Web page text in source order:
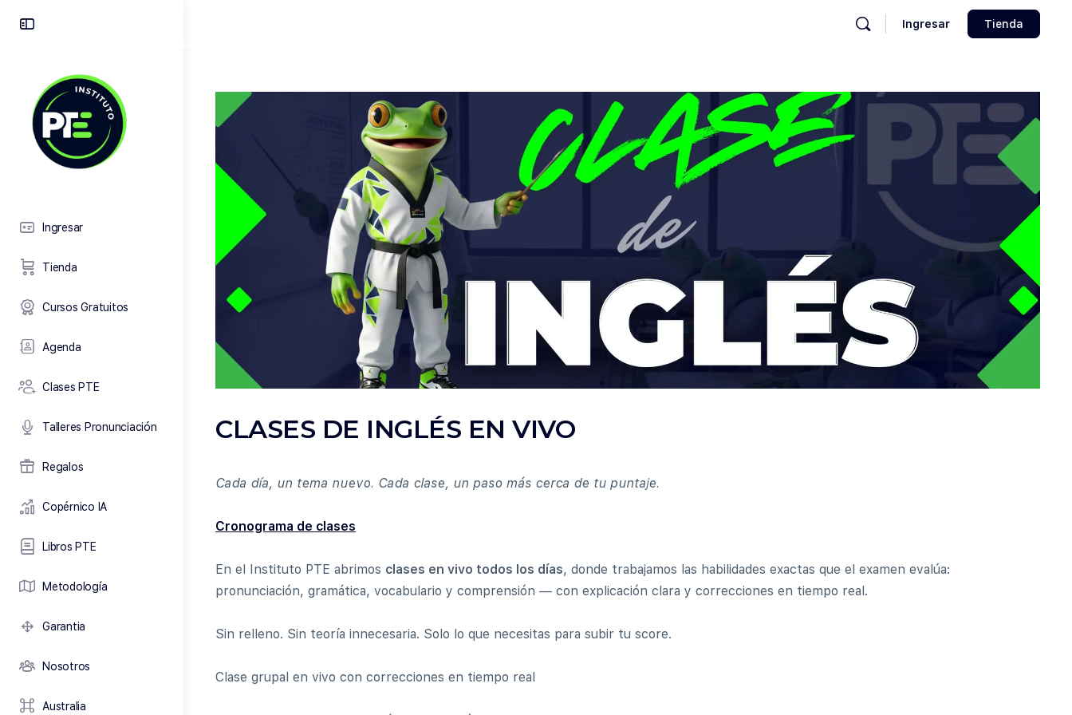
Ingresar
Tienda
Cursos Gratuitos
Agenda
Clases PTE
Talleres Pronunciación
Regalos
Copérnico IA
Libros PTE
Metodología
Garantia
Nosotros
Australia
Ingresar Tienda
CLASES DE INGLÉS EN VIVO
Cada día, un tema nuevo. Cada clase, un paso más cerca de tu puntaje.
Cronograma de clases
En el Instituto PTE abrimos clases en vivo todos los días, donde trabajamos las habilidades exactas que el examen evalúa:
pronunciación, gramática, vocabulario y comprensión — con explicación clara y correcciones en tiempo real.
Sin relleno. Sin teoría innecesaria. Solo lo que necesitas para subir tu score.
Clase grupal en vivo con correcciones en tiempo real